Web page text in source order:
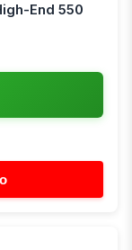
End 550